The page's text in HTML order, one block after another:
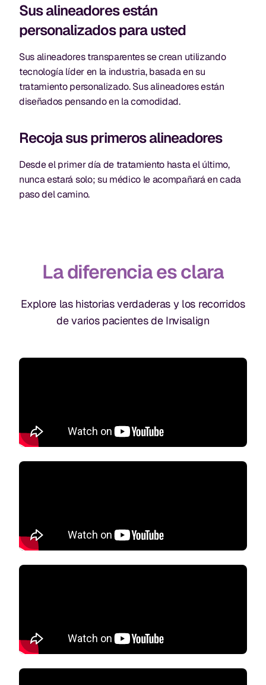
Sus alineadores están
personalizados para usted
Sus alineadores transparentes se crean utilizando
tecnología líder en la industria, basada en su
tratamiento personalizado. Sus alineadores están
diseñados pensando en la comodidad.
Recoja sus primeros alineadores
Desde el primer día de tratamiento hasta el último,
nunca estará solo; su médico le acompañará en cada
paso del camino.
La diferencia es clara
Explore las historias verdaderas y los recorridos
de varios pacientes de Invisalign